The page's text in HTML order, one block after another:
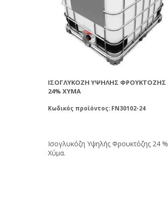
ΙΣΟΓΛΥΚΌΖΗ ΥΨΗΛΉΣ ΦΡΟΥΚΤΌΖΗΣ
24% ΧΎΜΑ
Κωδικός προϊόντος: FN30102-24
Ισογλυκόζη Υψηλής Φρουκτόζης 24 %
Χύμα.